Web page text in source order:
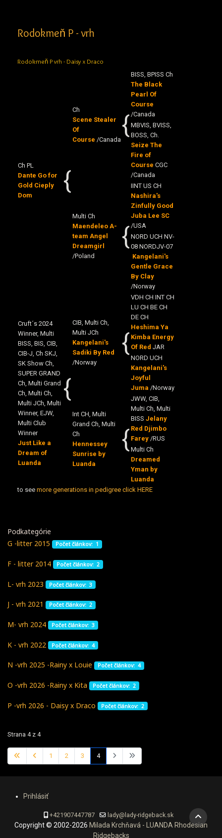
Rodokmeň P - vrh
Rodokmeň P vrh - Daisy x Draco
Ch PL
Dante Go for
Gold Cieply
Dom
{
Ch
Scene Stealer
Of
Course /Canada
{
BISS, BPISS Ch
The Black
Pearl Of
Course
/Canada
MBVIS, BVISS,
BOSS, Ch.
Seize The
Fire of
Course CGC
/Canada
Multi Ch
Maendeleo A-
team Angel
Dreamgirl
/Poland
{
IINT US CH
Nashira's
Zinfully Good
Juba Lee SC
/USA
NORD UCH NV-
08 NORDJV-07
Kangelani's
Gentle Grace
By Clay
/Norway
Cruft´s 2024
Winner, Multi
BISS, BIS, CIB,
CIB-J, Ch SKJ,
SK Show Ch,
SUPER GRAND
Ch, Multi Grand
Ch, Multi Ch,
Multi JCh, Multi
Winner, EJW,
Multi Club
Winner
Just Like a
Dream of
Luanda
{
CIB, Multi Ch,
Multi JCh
Kangelani's
Sadiki By Red
/Norway
{
VDH CH INT CH
LU CH BE CH
DE CH
Heshima Ya
Kimba Energy
Of Red JAR
NORD UCH
Kangelani's
Joyful
Juma /Norway
Int CH, Multi
Grand Ch, Multi
Ch
Hennessey
Sunrise by
Luanda
{
JWW, CIB,
Multi Ch, Multi
BISS Jelany
Red Djimbo
Farey /RUS
Multi Ch
Dreamed
Yman by
Luanda
to see more generations in pedigree click HERE
Podkategórie
G -litter 2015
Počet článkov: 1
F - litter 2014 Počet článkov: 2
L- vrh 2023 Počet článkov: 3
J - vrh 2021 Počet článkov: 2
M- vrh 2024 Počet článkov: 3
K - vrh 2022 Počet článkov: 4
N -vrh 2025 -Rainy x Louie Počet článkov: 4
O -vrh 2026 -Rainy x Kita Počet článkov: 2
P -vrh 2026 - Daisy x Draco Počet článkov: 2
Strana 4 z 4
1 2 3 4
Prihlásiť
+421907447787 lady@lady-ridgeback.sk
Copyright © 2002-2026 Milada Krchňavá - LUANDA Rhodesian
Ridgebacks